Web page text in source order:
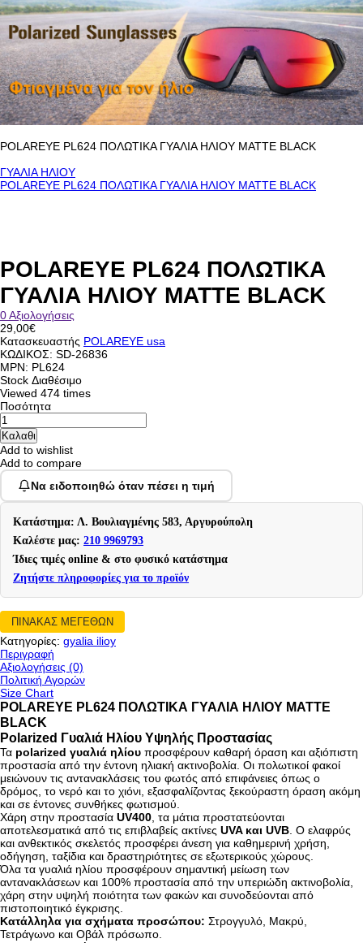
POLAREYE PL624 ΠΟΛΩΤΙΚΑ ΓΥΑΛΙΑ ΗΛΙΟΥ ΜΑΤΤE BLACK
ΓΥΑΛΙΑ ΗΛΙΟΥ
POLAREYE PL624 ΠΟΛΩΤΙΚΑ ΓΥΑΛΙΑ ΗΛΙΟΥ ΜΑΤΤE BLACK
POLAREYE PL624 ΠΟΛΩΤΙΚΑ
ΓΥΑΛΙΑ ΗΛΙΟΥ ΜΑΤΤE BLACK
0 Αξιολογήσεις
29,00€
Κατασκευαστής POLAREYE usa
ΚΩΔΙΚΟΣ: SD-26836
MPN: PL624
Stock Διαθέσιμο
Viewed 474 times
Ποσότητα
Add to wishlist
Add to compare
Να ειδοποιηθώ όταν πέσει η τιμή
Κατάστημα: Λ. Βουλιαγμένης 583, Αργυρούπολη
Καλέστε μας: 210 9969793
Ίδιες τιμές online & στο φυσικό κατάστημα
Ζητήστε πληροφορίες για το προϊόν
ΠΙΝΑΚΑΣ ΜΕΓΕΘΩΝ
Κατηγορίες: gyalia ilioy
Περιγραφή
Αξιολογήσεις (0)
Πολιτική Αγορών
Size Chart
POLAREYE PL624 ΠΟΛΩΤΙΚΑ ΓΥΑΛΙΑ ΗΛΙΟΥ ΜΑΤΤE
BLACK
Polarized Γυαλιά Ηλίου Υψηλής Προστασίας
Τα polarized γυαλιά ηλίου προσφέρουν καθαρή όραση και αξιόπιστη
προστασία από την έντονη ηλιακή ακτινοβολία. Οι πολωτικοί φακοί
μειώνουν τις αντανακλάσεις του φωτός από επιφάνειες όπως ο
δρόμος, το νερό και το χιόνι, εξασφαλίζοντας ξεκούραστη όραση ακόμη
και σε έντονες συνθήκες φωτισμού.
Χάρη στην προστασία UV400 , τα μάτια προστατεύονται
αποτελεσματικά από τις επιβλαβείς ακτίνες UVA και UVB . Ο ελαφρύς
και ανθεκτικός σκελετός προσφέρει άνεση για καθημερινή χρήση,
οδήγηση, ταξίδια και δραστηριότητες σε εξωτερικούς χώρους.
Όλα τα γυαλιά ηλίου προσφέρουν σημαντική μείωση των
αντανακλάσεων και 100% προστασία από την υπεριώδη ακτινοβολία,
χάρη στην υψηλή ποιότητα των φακών και συνοδεύονται από
πιστοποιητικό έγκρισης.
Κατάλληλα για σχήματα προσώπου: Στρογγυλό, Μακρύ,
Τετράγωνο και Οβάλ πρόσωπο.